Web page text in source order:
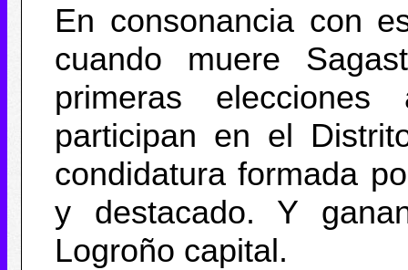
En consonancia con
cuando muere
primeras
participan en el
condidatura formada
y destacado. Y
Logroño capital.